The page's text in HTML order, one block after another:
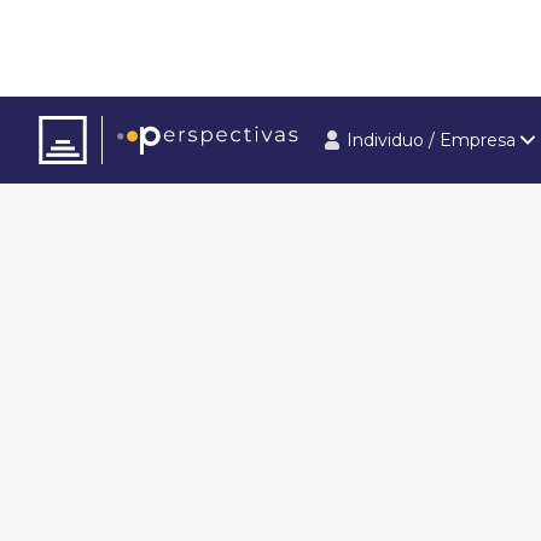
Individuo / Empresa